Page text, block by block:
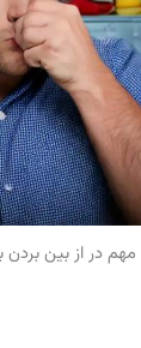
در از بین